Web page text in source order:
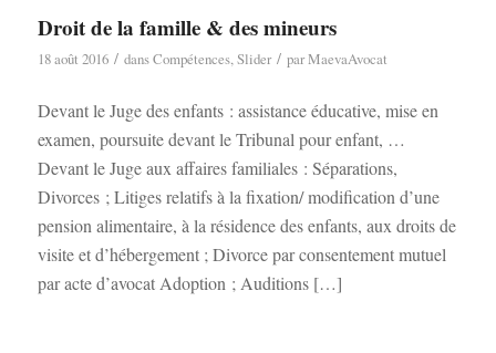
Droit de la famille & des mineurs
18 août 2016 / dansCompétences, Slider / parMaevaAvocat
Devant le Juge des enfants : assistance éducative, mise en
examen, poursuite devant le Tribunal pour enfant, …
Devant le Juge aux affaires familiales : Séparations,
Divorces ; Litiges relatifs à la fixation/ modification d’une
pension alimentaire, à la résidence des enfants, aux droits de
visite et d’hébergement ; Divorce par consentement mutuel
par acte d’avocat Adoption ; Auditions […]